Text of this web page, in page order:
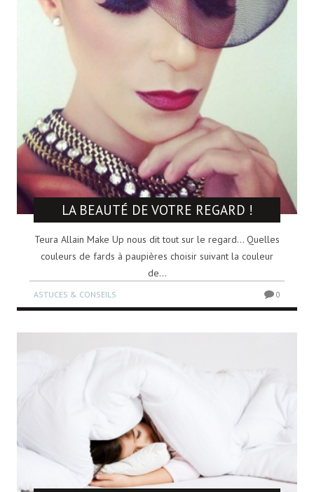
LA BEAUTÉ DE VOTRE REGARD !
Teura Allain Make Up nous dit tout sur le regard… Quelles
couleurs de fards à paupières choisir suivant la couleur
de...
ASTUCES & CONSEILS 0